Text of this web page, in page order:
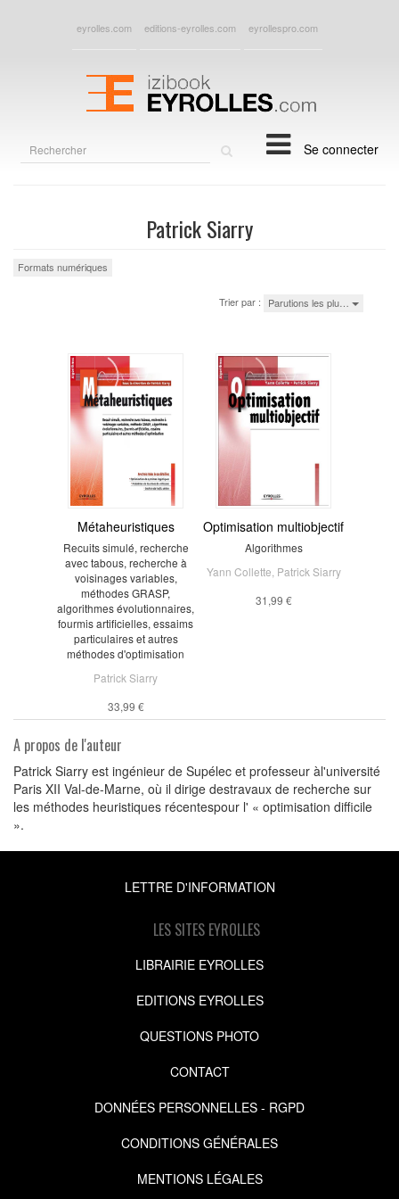
eyrolles.com editions-eyrolles.com eyrollespro.com
Se connecter
Patrick Siarry
Formats numériques
Trier par : Parutions les plu…
Métaheuristiques
Recuits simulé, recherche
avec tabous, recherche à
voisinages variables,
méthodes GRASP,
algorithmes évolutionnaires,
fourmis artificielles, essaims
particulaires et autres
méthodes d'optimisation
Patrick Siarry
33,99 €
Optimisation multiobjectif
Algorithmes
Yann Collette Patrick Siarry
31,99 €
A propos de l'auteur
Patrick Siarry est ingénieur de Supélec et professeur àl'université
Paris XII Val-de-Marne, où il dirige destravaux de recherche sur
les méthodes heuristiques récentespour l' « optimisation difficile
».
LETTRE D'INFORMATION
LES SITES EYROLLES
LIBRAIRIE EYROLLES
EDITIONS EYROLLES
QUESTIONS PHOTO
CONTACT
DONNÉES PERSONNELLES - RGPD
CONDITIONS GÉNÉRALES
MENTIONS LÉGALES